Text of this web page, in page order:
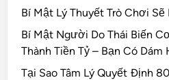
Bí Mật Lý Thuyết Trò Chơi
Bí Mật Người Do Thái Biến
Thành Tiền Tỷ – Bạn Có Dám
Tại Sao Tâm Lý Quyết Định